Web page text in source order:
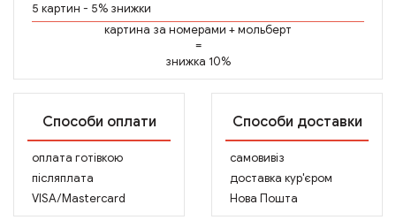
5 картин - 5% знижки
картина за номерами +мольберт
=
знижка 10%
Способи оплати
оплата готівкою
післяплата
VISA/Mastercard
Способи доставки
самовивіз
доставка кур'єром
Нова Пошта